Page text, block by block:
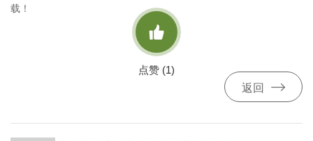
载！

点赞 (1)
返回
